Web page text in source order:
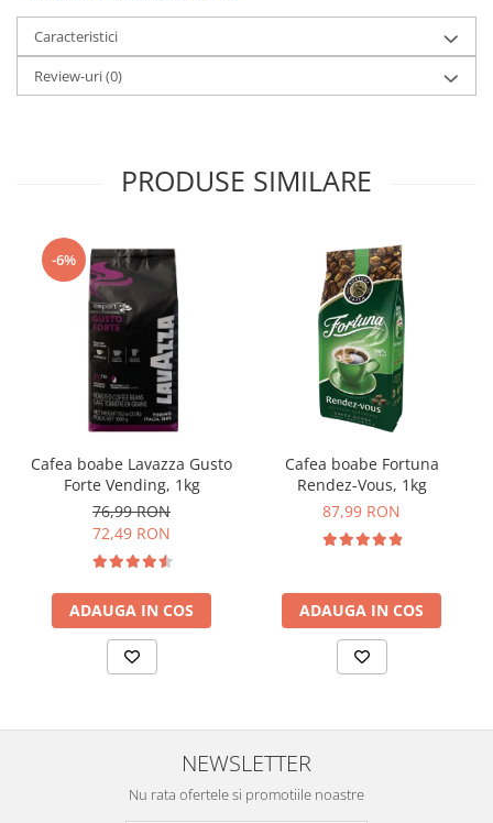
Caracteristici
Review-uri(0)
PRODUSE SIMILARE
-6%
Cafea boabe Lavazza Gusto
Forte Vending, 1kg
76,99 RON
72,49 RON
ADAUGA IN COS
Cafea boabe Fortuna
Rendez-Vous, 1kg
87,99 RON
ADAUGA IN COS
NEWSLETTER
Nu rata ofertele si promotiile noastre